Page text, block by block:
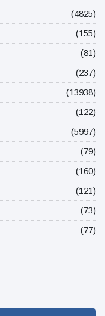
(4825)
(155)
(81)
(237)
(13938)
(122)
(5997)
(79)
(160)
(121)
(73)
(77)